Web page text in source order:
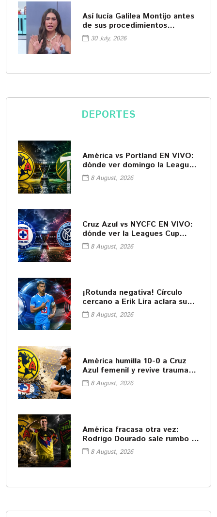
Así lucía Galilea Montijo antes
de sus procedimientos
cosméticos
30 July, 2026
DEPORTES
América vs Portland EN VIVO:
dónde ver domingo la Leagues
Cup8 August, 2026
Cruz Azul vs NYCFC EN VIVO:
dónde ver la Leagues Cup
20268 August, 2026
¡Rotunda negativa! Círculo
cercano a Erik Lira aclara su
futuro
8 August, 2026
América humilla 10-0 a Cruz
Azul femenil y revive traumas
del pasado
8 August, 2026
América fracasa otra vez:
Rodrigo Dourado sale rumbo a
Juárez
8 August, 2026